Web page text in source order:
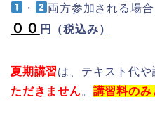
・ 両方参加される
００ 円（税込み）
夏期講習は、テキスト代
ただきません。 講習料の